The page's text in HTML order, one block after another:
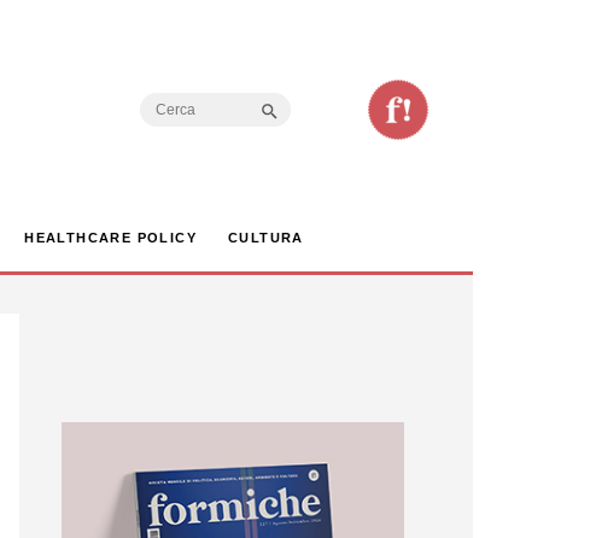
Search
HEALTHCARE POLICY CULTURA